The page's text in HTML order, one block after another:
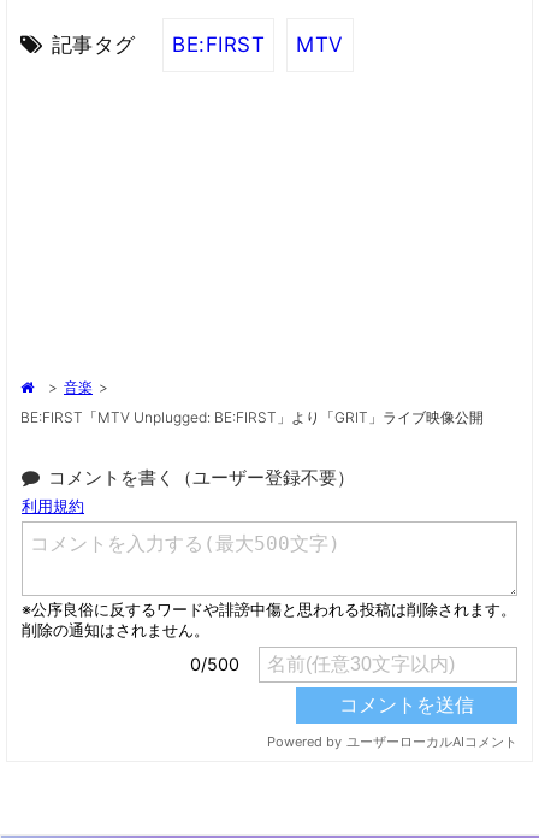
記事タグ BE:FIRST MTV
> 音楽 >
BE:FIRST「MTV Unplugged: BE:FIRST」より「GRIT」ライブ映像公開
コメントを書く（ユーザー登録不要）